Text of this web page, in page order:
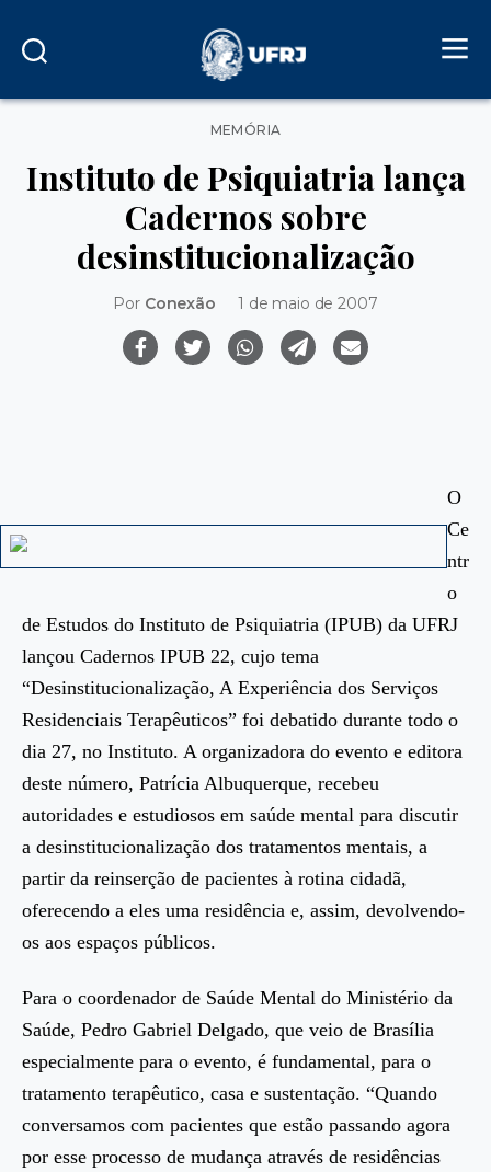
Categorias
MEMÓRIA
Instituto de Psiquiatria lança
Cadernos sobre
desinstitucionalização
Por Conexão 1 de maio de 2007
O
Ce
ntr
o
de Estudos do Instituto de Psiquiatria (IPUB) da UFRJ
lançou Cadernos IPUB 22, cujo tema
“Desinstitucionalização, A Experiência dos Serviços
Residenciais Terapêuticos” foi debatido durante todo o
dia 27, no Instituto. A organizadora do evento e editora
deste número, Patrícia Albuquerque, recebeu
autoridades e estudiosos em saúde mental para discutir
a desinstitucionalização dos tratamentos mentais, a
partir da reinserção de pacientes à rotina cidadã,
oferecendo a eles uma residência e, assim, devolvendo-
os aos espaços públicos.
Para o coordenador de Saúde Mental do Ministério da
Saúde, Pedro Gabriel Delgado, que veio de Brasília
especialmente para o evento, é fundamental, para o
tratamento terapêutico, casa e sustentação. “Quando
conversamos com pacientes que estão passando agora
por esse processo de mudança através de residências